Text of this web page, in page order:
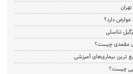
عوارض دارد؟
تناسلی
مقعدی چیست؟
ترین بیماری‌های آمیزشی
چیست؟